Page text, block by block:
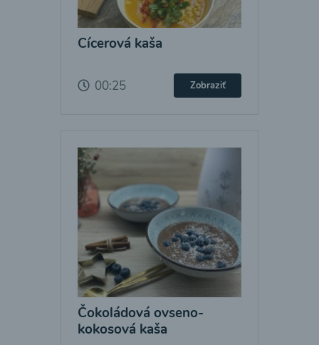
Cícerová kaša
00:25 Zobraziť
Čokoládová ovseno-
kokosová kaša